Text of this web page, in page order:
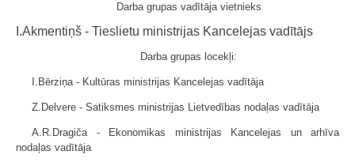
Darba grupas vadītāja vietnieks
I.Akmentiņš - Tieslietu ministrijas Kancelejas vadītājs
Darba grupas locekļi:
I.Bērziņa - Kultūras ministrijas Kancelejas vadītāja
Z.Delvere - Satiksmes ministrijas Lietvedības nodaļas vadītāja
A.R.Dragiča - Ekonomikas ministrijas Kancelejas un arhīva
nodaļas vadītāja